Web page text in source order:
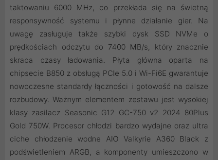
taktowaniu 6000 MHz, co przekłada się na świetną
responsywność systemu i płynne działanie gier. Na
uwagę zasługuje także szybki dysk SSD NVMe o
prędkościach odczytu do 7400 MB/s, który znacznie
skraca czasy ładowania. Płyta główna oparta na
chipsecie B850 z obsługą PCIe 5.0 i Wi-Fi6E gwarantuje
nowoczesne standardy łączności i gotowość na dalsze
rozbudowy. Ważnym elementem zestawu jest wysokiej
klasy zasilacz Seasonic G12 GC-750 v2 2024 80Plus
Gold 750W. Procesor chłodzi bardzo wydajne oraz ultra
ciche chłodzenie wodne AIO Valkyrie A360 Black z
podświetleniem ARGB, a komponenty umieszczono w